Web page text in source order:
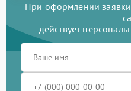
При оформлении
действует